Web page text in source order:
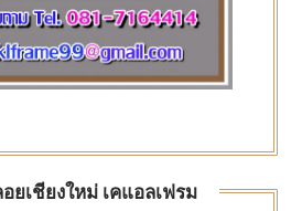
ยเชียงใหม่ เคแอลเฟรม